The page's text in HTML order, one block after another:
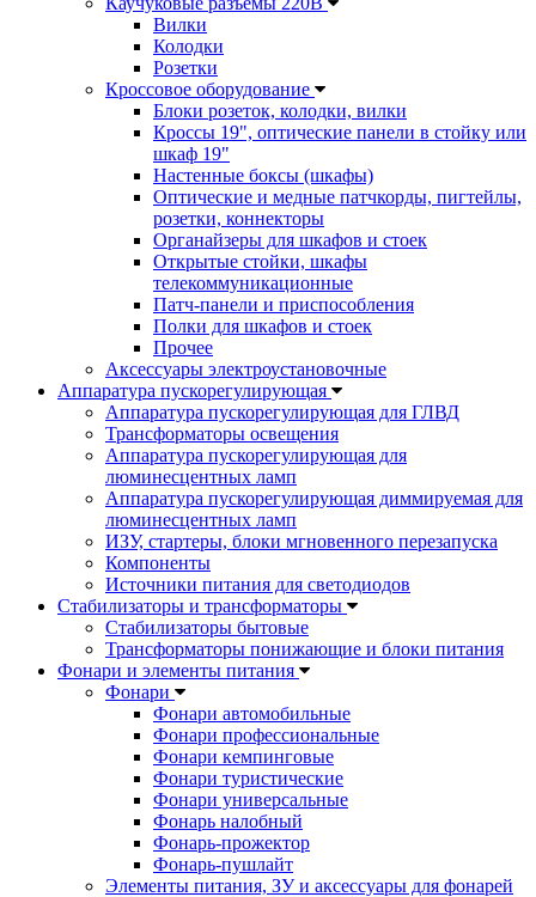
Вилки
Колодки
Розетки
Кроссовое оборудование
Блоки розеток, колодки, вилки
Кроссы 19", оптические панели в стойку или
шкаф 19"
Настенные боксы (шкафы)
Оптические и медные патчкорды, пигтейлы,
розетки, коннекторы
Органайзеры для шкафов и стоек
Открытые стойки, шкафы
телекоммуникационные
Патч-панели и приспособления
Полки для шкафов и стоек
Прочее
Аксессуары электроустановочные
Аппаратура пускорегулирующая
Аппаратура пускорегулирующая для ГЛВД
Трансформаторы освещения
Аппаратура пускорегулирующая для
люминесцентных ламп
Аппаратура пускорегулирующая диммируемая для
люминесцентных ламп
ИЗУ, стартеры, блоки мгновенного перезапуска
Компоненты
Источники питания для светодиодов
Стабилизаторы и трансформаторы
Стабилизаторы бытовые
Трансформаторы понижающие и блоки питания
Фонари и элементы питания
Фонари
Фонари автомобильные
Фонари профессиональные
Фонари кемпинговые
Фонари туристические
Фонари универсальные
Фонарь налобный
Фонарь-прожектор
Фонарь-пушлайт
Элементы питания, ЗУ и аксессуары для фонарей